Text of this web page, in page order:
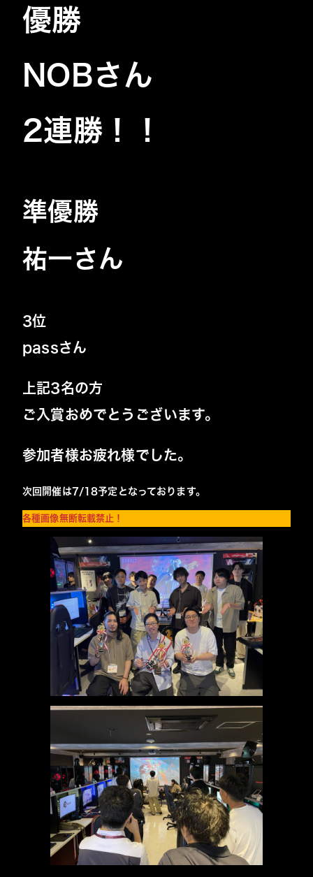
優勝
NOBさん
2連勝！！
準優勝
祐一さん
3位
passさん
上記3名の方
ご入賞おめでとうございます。
参加者様お疲れ様でした。
次回開催は7/18予定となっております。
各種画像無断転載禁止！